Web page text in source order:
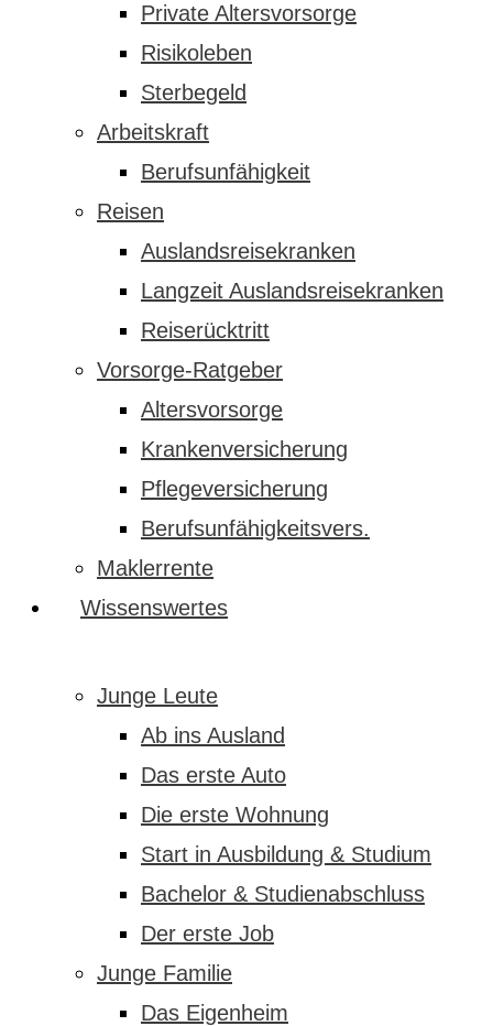
Private Altersvorsorge
Risikoleben
Sterbegeld
Arbeitskraft
Berufsunfähigkeit
Reisen
Auslandsreisekranken
Langzeit Auslandsreisekranken
Reiserücktritt
Vorsorge-Ratgeber
Altersvorsorge
Krankenversicherung
Pflegeversicherung
Berufsunfähigkeitsvers.
Maklerrente
Wissenswertes
Junge Leute
Ab ins Ausland
Das erste Auto
Die erste Wohnung
Start in Ausbildung & Studium
Bachelor & Studienabschluss
Der erste Job
Junge Familie
Das Eigenheim